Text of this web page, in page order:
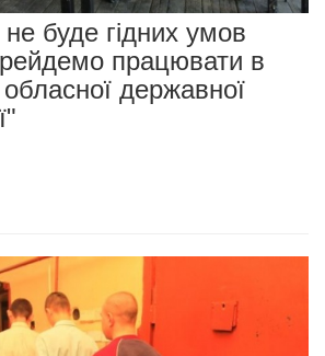
буде гідних умов
працювати в
державної